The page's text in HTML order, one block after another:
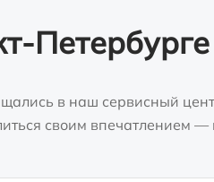
Петербурге
в наш сервисный
своим впечатлением